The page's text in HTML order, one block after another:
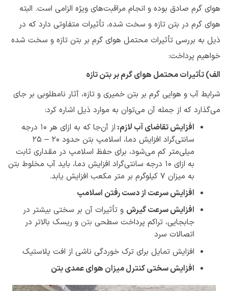
هوای گرم صادق بوده و انجام مراقبت‌های ویژه الزامی است. البته
هوای گرم در بتن تازه و سخت شده، تأثیرات متفاوتی دارد که در
ذیل به بررسی تأثیرات محتمل هوای گرم بر بتن تازه و سخت شده
خواهیم پرداخت:
الف)تأثیرات محتمل هوای گرم بر بتن تازه
شرایط آب و هوایی گرم بر بتن خمیری و تازه، آثار نامطلوبی بر جای
می‌گذارد که از جمله آن می‌توان به موارد ذیل اشاره کرد:
افزایش تقاضای آب لازم:
از آن‌جا که به ازای هر 10 درجه
سانتی‌گراد افزایش دما، اسلامپ بتن حدود ۲۰ – ۲۵
میلی‌متر کم می‌شود، برای حفظ اسلامپ در مقداری ثابت
به ازای 10 درجه سانتی‌گراد افزایش دما، باید آب مخلوط بتن
به میزان 7 کیلوگرم بر متر مکعب افزایش یابد.
افزایش سرعت از دست رفتن اسلامپ
افزایش سرعت گیرش و تأثیرات آن بر سختی بیشتر در
جابجایی، تراکم پرداخت سطحی بتن و ریسک بالاتر در
اتصالات سرد
افزایش تمایل برای ترک خوردگی ناشی از افت پلاستیک
افزایش سختی کنترل میزان هوای عمدی بتن